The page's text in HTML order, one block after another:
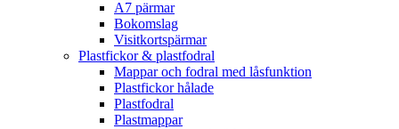
A7 pärmar
Bokomslag
Visitkortspärmar
Plastfickor & plastfodral
Mappar och fodral med låsfunktion
Plastfickor hålade
Plastfodral
Plastmappar